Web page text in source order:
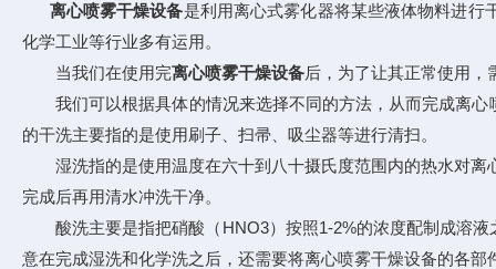
离心喷雾干燥设备是利用离心式雾化器将某些液体物料进行
化学工业等行业多有运用。
当我们在使用完离心喷雾干燥设备后，为了让其正常使用
我们可以根据具体的情况来选择不同的方法，从而完成离心
的干洗主要指的是使用刷子、扫帚、吸尘器等进行清扫。
湿洗指的是使用温度在六十到八十摄氏度范围内的热水对离
完成后再用清水冲洗干净。
酸洗主要是指把硝酸（HNO3）按照1-2%的浓度配制成溶液
意在完成湿洗和化学洗之后，还需要将离心喷雾干燥设备的各